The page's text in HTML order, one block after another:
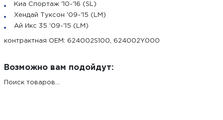
Киа Спортаж '10-'16 (SL)
Хендай Туксон '09-'15 (LM)
Ай Икс 35 '09-'15 (LM)
контрактная ОЕМ: 624002S100, 624002Y000
Возможно вам подойдут:
Поиск товаров...